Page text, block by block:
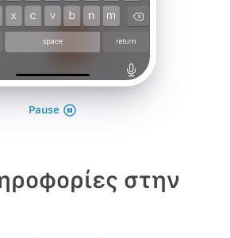
Pause
στην